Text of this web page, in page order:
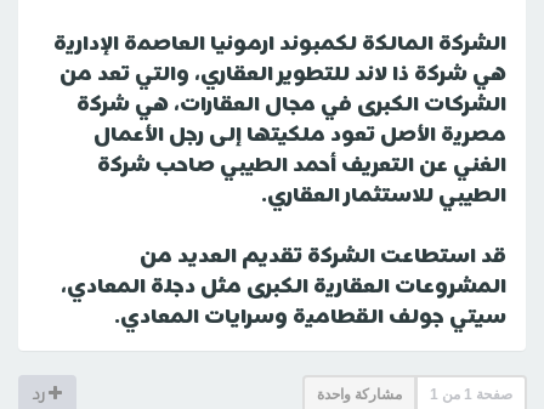
الشركة المالكة لكمبوند ارمونيا العاصمة الإدارية
هي شركة ذا لاند للتطوير العقاري، والتي تعد من
الشركات الكبرى في مجال العقارات، هي شركة
مصرية الأصل تعود ملكيتها إلى رجل الأعمال
الغني عن التعريف أحمد الطيبي صاحب شركة
الطيبي للاستثمار العقاري.
قد استطاعت الشركة تقديم العديد من
المشروعات العقارية الكبرى مثل دجلة المعادي،
سيتي جولف القطامية وسرايات المعادي.
رد صفحة 1 من 1 مشاركة واحدة